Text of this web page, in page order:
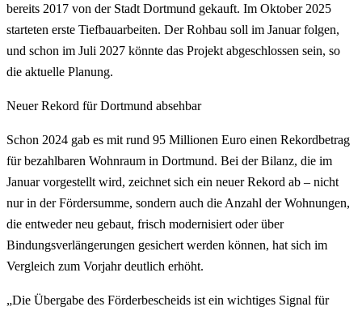
bereits 2017 von der Stadt Dortmund gekauft. Im Oktober 2025
starteten erste Tiefbauarbeiten. Der Rohbau soll im Januar folgen,
und schon im Juli 2027 könnte das Projekt abgeschlossen sein, so
die aktuelle Planung.
Neuer Rekord für Dortmund absehbar
Schon 2024 gab es mit rund 95 Millionen Euro einen Rekordbetrag
für bezahlbaren Wohnraum in Dortmund. Bei der Bilanz, die im
Januar vorgestellt wird, zeichnet sich ein neuer Rekord ab – nicht
nur in der Fördersumme, sondern auch die Anzahl der Wohnungen,
die entweder neu gebaut, frisch modernisiert oder über
Bindungsverlängerungen gesichert werden können, hat sich im
Vergleich zum Vorjahr deutlich erhöht.
„Die Übergabe des Förderbescheids ist ein wichtiges Signal für